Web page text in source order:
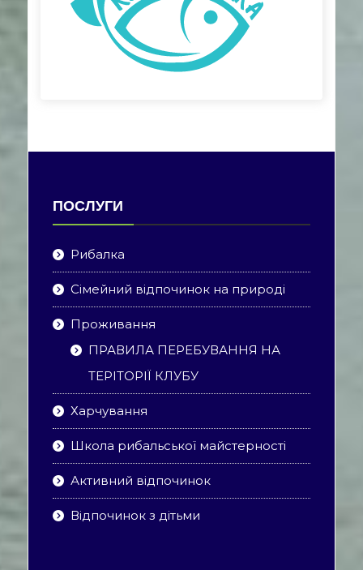
ПОСЛУГИ
Рибалка
Сімейний відпочинок на природі
Проживання
ПРАВИЛА ПЕРЕБУВАННЯ НА
ТЕРІТОРІЇ КЛУБУ
Харчування
Школа рибальської майстерності
Активний відпочинок
Відпочинок з дітьми